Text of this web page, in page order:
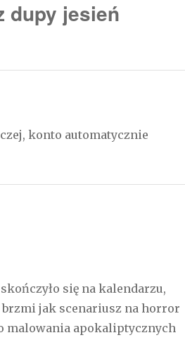
dupy jesień
konto automatycznie
się na kalendarzu,
jak scenariusz na horror
malowania apokaliptycznych